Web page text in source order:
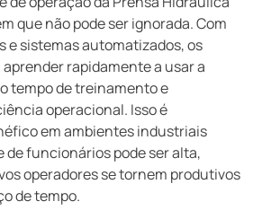
que não pode ser ignorada. Com
sistemas automatizados, os
rapidamente a usar a
tempo de treinamento e
operacional. Isso é
em ambientes industriais
de funcionários pode ser alta,
operadores se tornem produtivos
de tempo.